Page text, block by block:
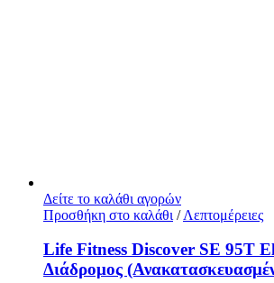
Δείτε το καλάθι αγορών
Προσθήκη στο καλάθι / Λεπτομέρειες
Life Fitness Discover SE 95T
Διάδρομος